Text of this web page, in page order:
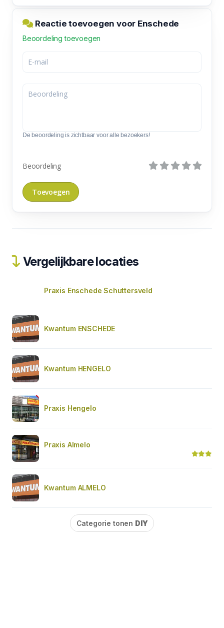
Reactie toevoegen voor Enschede
Beoordeling toevoegen
De beoordeling is zichtbaar voor alle bezoekers!
Beoordeling
Vergelijkbare locaties
Praxis Enschede Schuttersveld
Kwantum ENSCHEDE
Kwantum HENGELO
Praxis Hengelo
Praxis Almelo
Kwantum ALMELO
Categorie tonen DIY